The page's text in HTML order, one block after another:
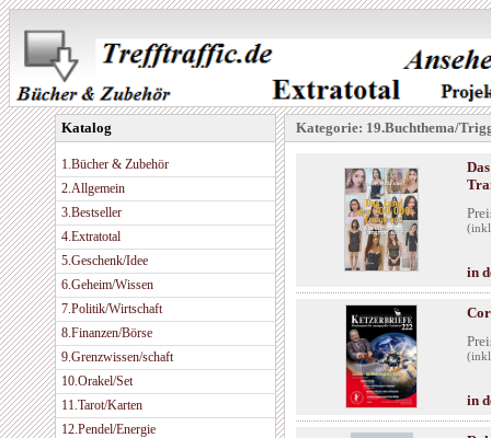
Katalog
1.Bücher & Zubehör
2.Allgemein
3.Bestseller
4.Extratotal
5.Geschenk/Idee
6.Geheim/Wissen
7.Politik/Wirtschaft
8.Finanzen/Börse
9.Grenzwissen/schaft
10.Orakel/Set
11.Tarot/Karten
12.Pendel/Energie
Kategorie: 19.Buchthema/
in
in